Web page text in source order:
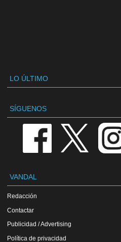
LO ÚLTIMO
SÍGUENOS
VANDAL
Redacción
Contactar
Publicidad / Advertising
Política de privacidad